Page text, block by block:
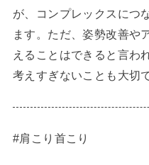
が、コンプレックスにつ
ます。ただ、姿勢改善や
えることはできると言わ
考えすぎないことも大切
#肩こり首こり